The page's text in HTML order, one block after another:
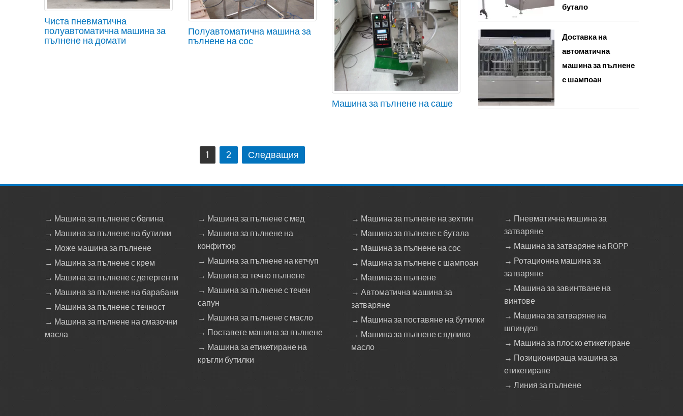
Чиста пневматична
полуавтоматична машина за
пълнене на домати
Полуавтоматична машина за
пълнене на сос
Машина за пълнене на саше
1 2 Следващия
бутало
Доставка на
автоматична
машина за пълнене
с шампоан
→ Машина за пълнене с белина
→ Машина за пълнене на бутилки
→ Може машина за пълнене
→ Машина за пълнене с крем
→ Машина за пълнене с детергенти
→ Машина за пълнене на барабани
→ Машина за пълнене с течност
→ Машина за пълнене на смазочни
масла
→ Машина за пълнене с мед
→ Машина за пълнене на
конфитюр
→ Машина за пълнене на кетчуп
→ Машина за течно пълнене
→ Машина за пълнене с течен
сапун
→ Машина за пълнене с масло
→ Поставете машина за пълнене
→ Машина за етикетиране на
кръгли бутилки
→ Машина за пълнене на зехтин
→ Машина за пълнене с бутала
→ Машина за пълнене на сос
→ Машина за пълнене с шампоан
→ Машина за пълнене
→ Автоматична машина за
затваряне
→ Машина за поставяне на бутилки
→ Машина за пълнене с ядливо
масло
→ Пневматична машина за
затваряне
→ Машина за затваряне на ROPP
→ Ротационна машина за
затваряне
→ Машина за завинтване на
винтове
→ Машина за затваряне на
шпиндел
→ Машина за плоско етикетиране
→ Позиционираща машина за
етикетиране
→ Линия за пълнене